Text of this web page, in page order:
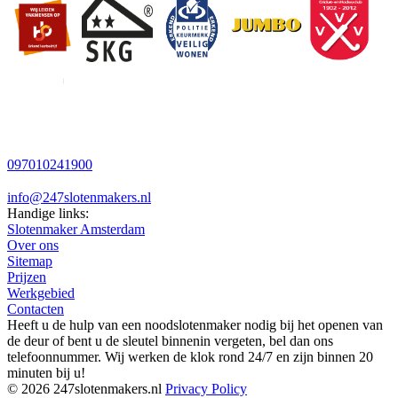
097010241900
info@247slotenmakers.nl
Handige links:
Slotenmaker Amsterdam
Over ons
Sitemap
Prijzen
Werkgebied
Contacten
Heeft u de hulp van een noodslotenmaker nodig bij het openen van
de deur of bent u de sleutel binnenin vergeten, bel dan ons
telefoonnummer. Wij werken de klok rond 24/7 en zijn binnen 20
minuten bij u!
© 2026 247slotenmakers.nl Privacy Policy